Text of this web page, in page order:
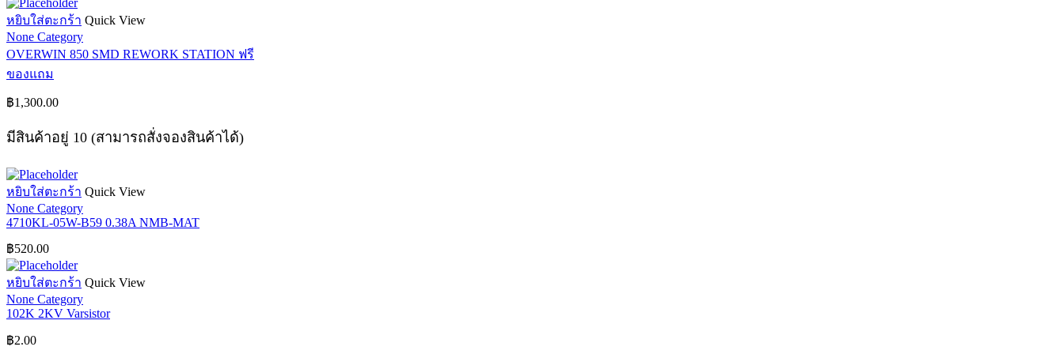
หยิบใส่ตะกร้า Quick View
None Category
OVERWIN 850 SMD REWORK STATION ฟรี
ของแถม
฿1,300.00
มีสินค้าอยู่ 10 (สามารถสั่งจองสินค้าได้)
หยิบใส่ตะกร้า Quick View
None Category
4710KL-05W-B59 0.38A NMB-MAT
฿520.00
หยิบใส่ตะกร้า Quick View
None Category
102K 2KV Varsistor
฿2.00